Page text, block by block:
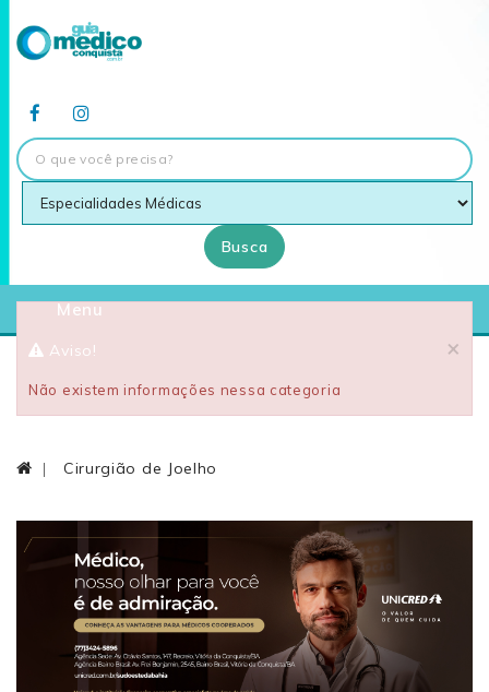
Busca
Menu
×
Aviso!
Não existem informações nessa categoria
Cirurgião de Joelho